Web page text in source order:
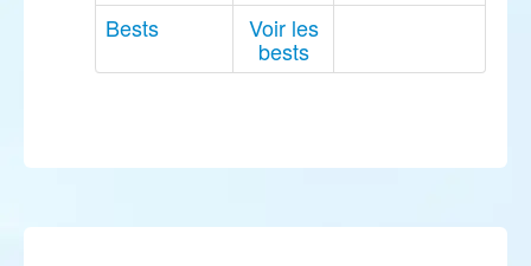
Bests
Voir les
bests